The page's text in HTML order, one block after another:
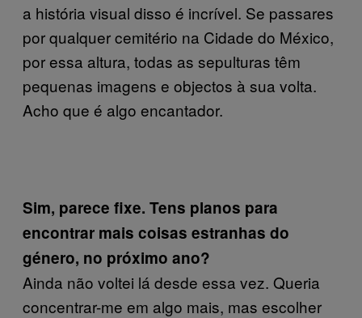
a história visual disso é incrível. Se passares
por qualquer cemitério na Cidade do México,
por essa altura, todas as sepulturas têm
pequenas imagens e objectos à sua volta.
Acho que é algo encantador.
Sim, parece fixe. Tens planos para
encontrar mais coisas estranhas do
género, no próximo ano?
Ainda não voltei lá desde essa vez. Queria
concentrar-me em algo mais, mas escolher